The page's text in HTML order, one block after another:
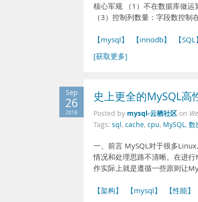
核心军规 （1）不在数据库做
（3）控制列数量：字段数控
【mysql】 【innodb】 【SQL】
[获取更多]
Sep
26
2018
史上更全的MySQL高
Posted by mysql-云栖社区 on
Tags: sql, cache, cpu, MySQL, 数
一、前言 MySQL对于很多
情况和处理思路不清晰。在进
作实际上就是遵循一些原则让
【架构】 【mysql】 【性能】